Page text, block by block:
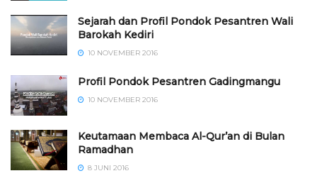
Sejarah dan Profil Pondok Pesantren Wali
Barokah Kediri
10 NOVEMBER 2016
⁠⁠⁠Profil Pondok Pesantren Gadingmangu
10 NOVEMBER 2016
Keutamaan Membaca Al-Qur’an di Bulan
Ramadhan
8 JUNI 2016